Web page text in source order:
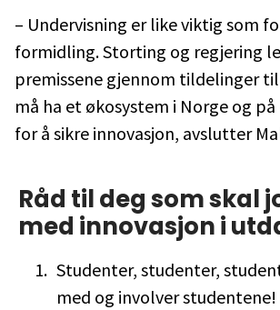
– Undervisning er like viktig som
formidling. Storting og regjering
premissene gjennom tildelinger
må ha et økosystem i Norge og
for å sikre innovasjon, avslutter
Råd til deg som skal
med innovasjon i
Studenter, studenter,
med og involver studentene!